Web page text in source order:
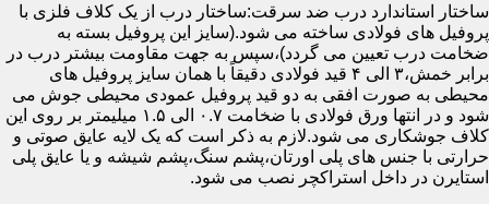
ساختار استاندارد درب ضد سرقت:ساختار درب از یک کلاف فلزی با
پروفیل های فولادی ساخته می شود.(سایز این پروفیل بسته به
ضخامت درب تعیین می گردد)،سپس به جهت مقاومت بیشتر درب در
برابر خمش،۳ الی ۴ قید فولادی دقیقاً با همان سایز پروفیل های
محیطی به صورت افقی به دو قید پروفیل عمودی محیطی جوش می
شود و در انتها ورق فولادی با ضخامت ۰.۷ الی ۱.۵ میلیمتر بر روی این
کلاف جوشکاری می شود.لازم به ذکر است که یک لایه عایق صوتی و
حرارتی با جنس های پلی اورتان،پشم سنگ،پشم شیشه و یا عایق پلی
استایرن در داخل استراکچر نصب می شود.